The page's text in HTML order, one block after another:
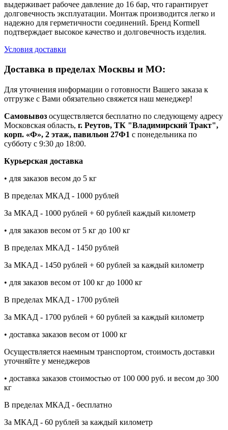
выдерживает рабочее давление до 16 бар, что гарантирует
долговечность эксплуатации. Монтаж производится легко и
надежно для герметичности соединений. Бренд Kormell
подтверждает высокое качество и долговечность изделия.
Условия доставки
Доставка в пределах Москвы и МО:
Для уточнения информации о готовности Вашего заказа к
отгрузке с Вами обязательно свяжется наш менеджер!
Самовывоз осуществляется бесплатно по следующему адресу
Московская область, г. Реутов, ТК "Владимирский Тракт",
корп. «Ф», 2 этаж, павильон 27Ф1 с понедельника по
субботу с 9:30 до 18:00.
Курьерская доставка
• для заказов весом до 5 кг
В пределах МКАД - 1000 рублей
За МКАД - 1000 рублей + 60 рублей каждый километр
• для заказов весом от 5 кг до 100 кг
В пределах МКАД - 1450 рублей
За МКАД - 1450 рублей + 60 рублей за каждый километр
• для заказов весом от 100 кг до 1000 кг
В пределах МКАД - 1700 рублей
За МКАД - 1700 рублей + 60 рублей за каждый километр
• доставка заказов весом от 1000 кг
Осуществляется наемным транспортом, стоимость доставки
уточняйте у менеджеров
• доставка заказов стоимостью от 100 000 руб. и весом до 300
кг
В пределах МКАД - бесплатно
За МКАД - 60 рублей за каждый километр